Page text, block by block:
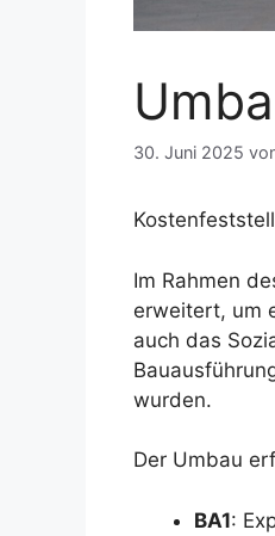
30. Juni 2025
Im Rahmen
erweitert, um
auch das
wurden.
Der Umbau
BA1: